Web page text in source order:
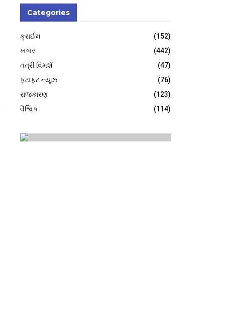
Categories
ક્રાઈમ
(152)
ખબર
(442)
તંત્રી વિમર્શ
(47)
ફટાફટ ન્યૂઝ
(76)
રાજકારણ
(123)
વૈશ્વિક
(114)